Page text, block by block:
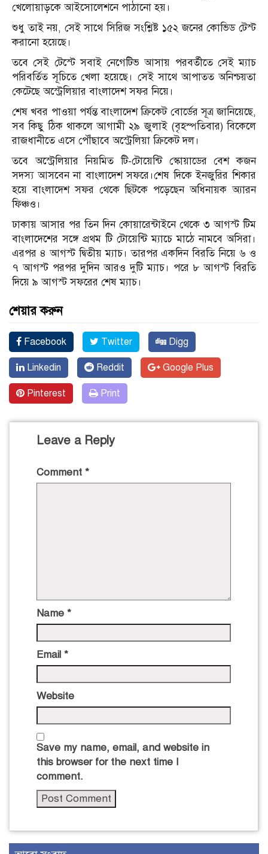
খেলোয়াড়কে আইসোলেশনে পাঠানো হয়।
শুধু তাই নয়, সেই সাথে সিরিজ সংশ্লিষ্ট ১৫২ জনের কোভিড টেস্ট
করানো হয়েছে।
তবে সেই টেস্টে সবাই নেগেটিভ আসায় পরবর্তীতে সেই ম্যাচ
পরিবর্তিত সূচিতে খেলা হয়েছে। সেই সাথে আপাতত অনিশ্চয়তা
কেটেছে অস্ট্রেলিয়ার বাংলাদেশ সফর নিয়ে।
শেষ খবর পাওয়া পর্যন্ত বাংলাদেশ ক্রিকেট বোর্ডের সূত্র জানিয়েছে,
সব কিছু ঠিক থাকলে আগামী ২৯ জুলাই (বৃহস্পতিবার) বিকেলে
রাজধানীতে এসে পৌঁছাবে অস্ট্রেলিয়া ক্রিকেট দল।
তবে অস্ট্রেলিয়ার নিয়মিত টি-টোয়েন্টি স্কোয়াডের বেশ কজন
সদস্য আসবেন না বাংলাদেশ সফরে।শেষ দিকে ইনজুরির শিকার
হয়ে বাংলাদেশ সফর থেকে ছিটকে পড়েছেন অধিনায়ক অ্যারন
ফিঞ্চও।
ঢাকায় আসার পর তিন দিন কোয়ারেন্টাইনে থেকে ৩ আগস্ট টিম
বাংলাদেশের সঙ্গে প্রথম টি টোয়েন্টি ম্যাচে মাঠে নামবে অসিরা।
এরপর ৪ আগস্ট দ্বিতীয় ম্যাচ। তারপর একদিন বিরতি নিয়ে ৬ ও
৭ আগস্ট পরপর দুদিন আরও দুটি ম্যাচ। পরে ৮ আগস্ট বিরতি
দিয়ে ৯ আগস্ট সফরের শেষ ম্যাচ।
শেয়ার করুন
Facebook Twitter Digg
Linkedin Reddit Google Plus
Pinterest Print
Leave a Reply
Comment *
Name *
Email *
Website
Save my name, email, and website in
this browser for the next time I
comment.